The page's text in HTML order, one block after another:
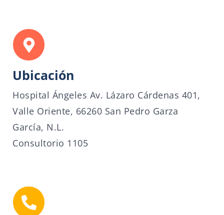
Ubicación
Hospital Ángeles Av. Lázaro Cárdenas 401,
Valle Oriente, 66260 San Pedro Garza
García, N.L.
Consultorio 1105